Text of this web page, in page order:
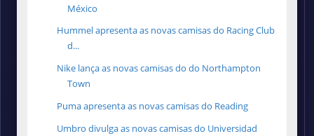
México
Hummel apresenta as novas camisas do Racing Club
d...
Nike lança as novas camisas do do Northampton
Town
Puma apresenta as novas camisas do Reading
Umbro divulga as novas camisas do Universidad